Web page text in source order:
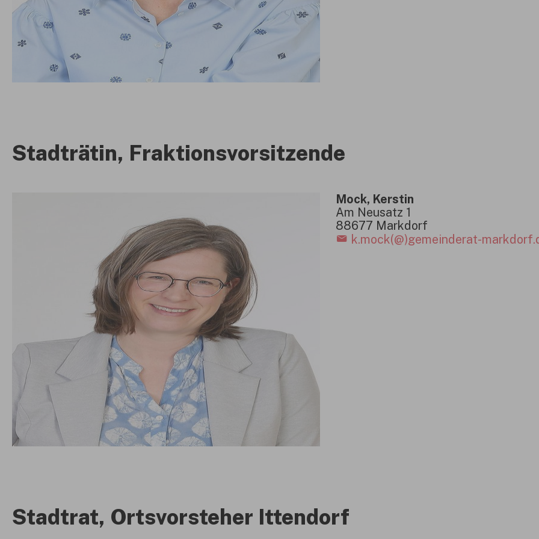
Stadträtin, Fraktionsvorsitzende
Mock, Kerstin
Am Neusatz 1
88677 Markdorf
k.mock(@)gemeinderat-
Stadtrat, Ortsvorsteher Ittendorf